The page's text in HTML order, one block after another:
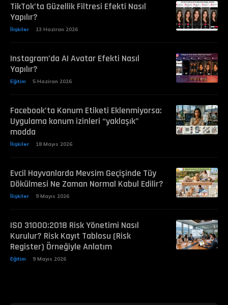
TikTok’ta Güzellik Filtresi Efekti Nasıl
Yapılır?
İlişkiler 13 Haziran 2026
Instagram’da AI Avatar Efekti Nasıl
Yapılır?
Eğitim 5 Haziran 2026
Facebook’ta Konum Etiketi Eklenmiyorsa:
Uygulama konum izinleri “yaklaşık”
modda
İlişkiler 18 Mayıs 2026
Evcil Hayvanlarda Mevsim Geçişinde Tüy
Dökülmesi Ne Zaman Normal Kabul Edilir?
İlişkiler 9 Mayıs 2026
ISO 31000:2018 Risk Yönetimi Nasıl
Kurulur? Risk Kayıt Tablosu (Risk
Register) Örneğiyle Anlatım
Eğitim 9 Mayıs 2026